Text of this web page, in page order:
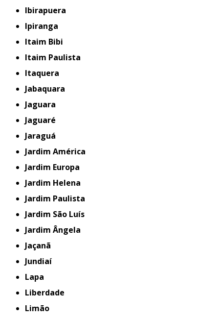
Ibirapuera
Ipiranga
Itaim Bibi
Itaim Paulista
Itaquera
Jabaquara
Jaguara
Jaguaré
Jaraguá
Jardim América
Jardim Europa
Jardim Helena
Jardim Paulista
Jardim São Luís
Jardim Ângela
Jaçanã
Jundiaí
Lapa
Liberdade
Limão